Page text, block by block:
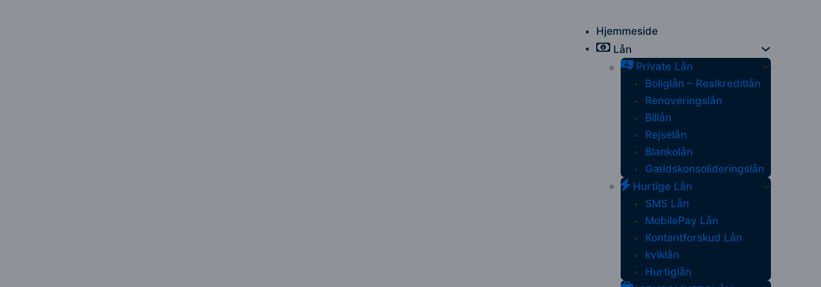
Hjemmeside
Lån
Private Lån
Boliglån – Realkreditlån
Renoveringslån
Billån
Rejselån
Blankolån
Gældskonsolideringslån
Hurtige Lån
SMS Lån
MobilePay Lån
Kontantforskud Lån
kviklån
Hurtiglån